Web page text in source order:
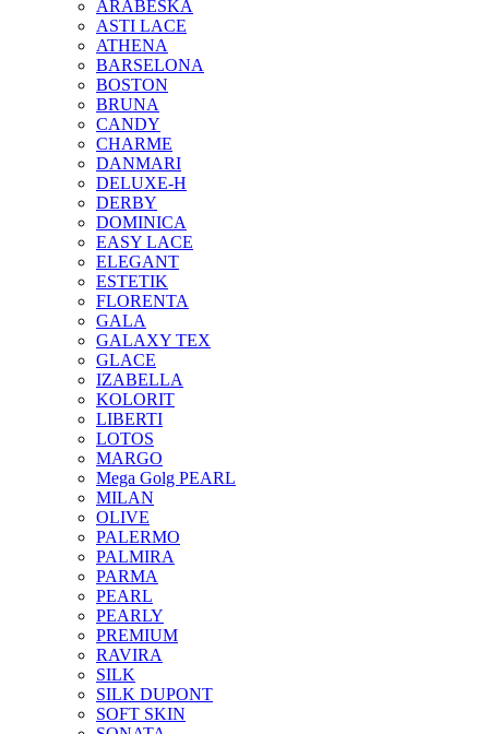
ARABESKA
ASTI LACE
ATHENA
BARSELONA
BOSTON
BRUNA
CANDY
CHARME
DANMARI
DELUXE-H
DERBY
DOMINICA
EASY LACE
ELEGANT
ESTETIK
FLORENTA
GALA
GALAXY TEX
GLACE
IZABELLA
KOLORIT
LIBERTI
LOTOS
MARGO
Mega Golg PEARL
MILAN
OLIVE
PALERMO
PALMIRA
PARMA
PEARL
PEARLY
PREMIUM
RAVIRA
SILK
SILK DUPONT
SOFT SKIN